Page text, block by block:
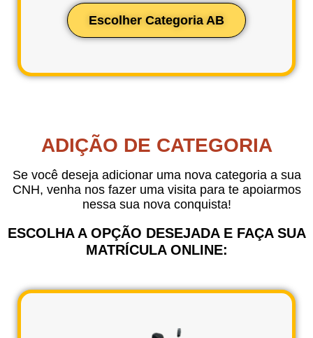
Escolher Categoria AB
ADIÇÃO DE CATEGORIA
Se você deseja adicionar uma nova categoria a sua
CNH, venha nos fazer uma visita para te apoiarmos
nessa sua nova conquista!
ESCOLHA A OPÇÃO DESEJADA E FAÇA SUA
MATRÍCULA ONLINE: